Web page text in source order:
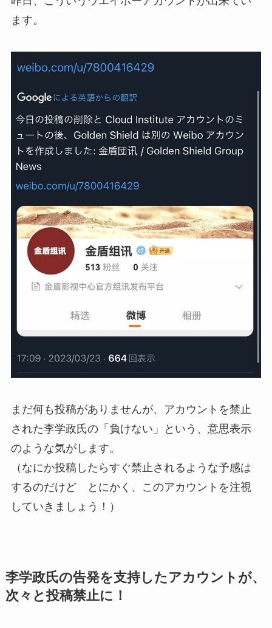
ます。
まだ何も投稿がありませんが、アカウントを禁止
された李学政氏の「負けない」という、意思表示
のような気がします。
（なにか投稿したらすぐ禁止されるような予感は
するのだけど とにかく、このアカウントを注視
していきましょう！）
李学政氏の告発を支持したアカウントが、
次々と投稿禁止に！